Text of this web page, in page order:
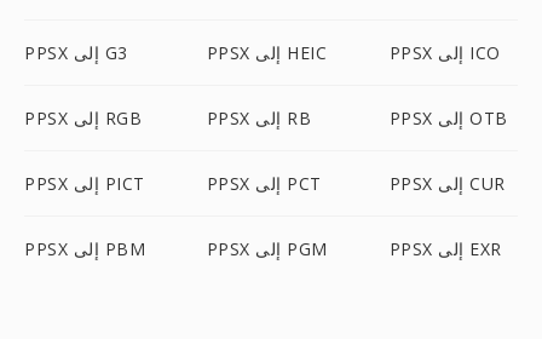
PPSX إلى G3 PPSX إلى HEIC PPSX إلى ICO
PPSX إلى RGB PPSX إلى RB PPSX إلى OTB
PPSX إلى PICT PPSX إلى PCT PPSX إلى CUR
PPSX إلى PBM PPSX إلى PGM PPSX إلى EXR